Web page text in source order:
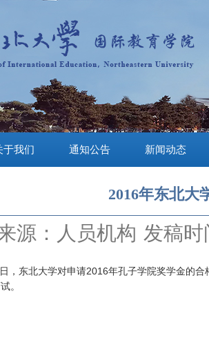
于我们 通知公告 新闻动态
2016年东北大
源：人员机构 发稿
东北大学对申请2016年孔子学院奖学金的合
。